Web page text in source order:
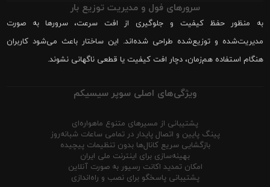
سرورهای فول و مدیریت توزیع بار
به منظور حفظ کیفیت و جلوگیری از افت سرعت، سرورها به صورت
مدیریت‌شده و توزیع‌شده طراحی شده‌اند. این ساختار باعث می‌شود کاربران
هنگام استفاده هم‌زمان، دچار افت کیفیت یا قطعی ناگهانی نشوند.
ویژگی‌های اصلی سوپر سیسیکم
پشتیبانی از مسیرهای متنوع ماهواره‌ای
پینگ پایین و اتصال پایدار در تمامی ساعات شبانه‌روز
بازگشایی سریع کانال‌ها بدون تنظیمات پیچیده
بهینه‌سازی برای اینترنت ملی ایران
امکان تمدید اکانت رسیور به صورت آنلاین
پشتیبانی پاسخگو برای نصب و راه‌اندازی